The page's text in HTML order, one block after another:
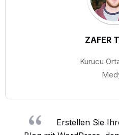
ZAFER
Kurucu
Erstellen Sie